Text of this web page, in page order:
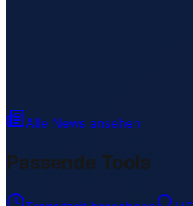
Alle News ansehen
Passende Tools